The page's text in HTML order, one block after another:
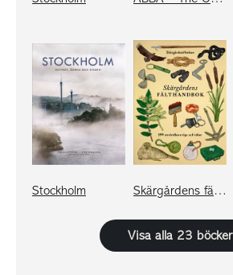
Stockholm Skärgårdens fälthandbok - stiftelsen
Visa alla 23 böcker